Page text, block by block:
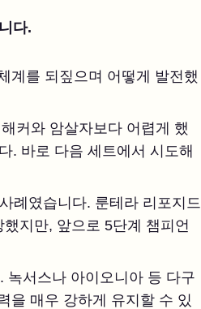
다.
계를 되짚으며 어떻게 발전했
커와 암살자보다 어렵게 했
. 바로 다음 세트에서 시도해
례였습니다. 룬테라 리포지드
지만, 앞으로 5단계 챔피언
녹서스나 아이오니아 등 다구
을 매우 강하게 유지할 수 있